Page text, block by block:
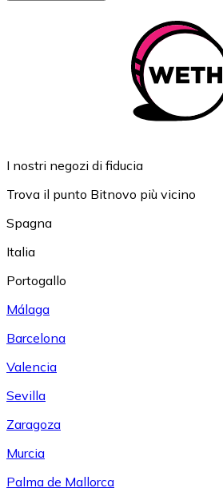
I nostri negozi di fiducia
Trova il punto Bitnovo più vicino
Spagna
Italia
Portogallo
Málaga
Barcelona
Valencia
Sevilla
Zaragoza
Murcia
Palma de Mallorca